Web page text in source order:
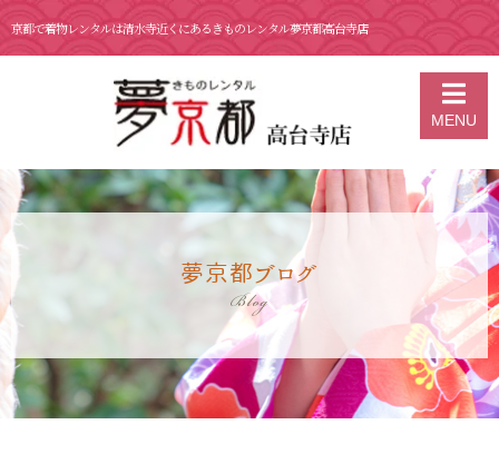
京都で着物レンタルは清水寺近くにあるきものレンタル夢京都高台寺店
MENU
京都の着物レンタル 夢京都 高台寺店
11月 21 日 秋の特別拝
夢京都ブログ
Blog